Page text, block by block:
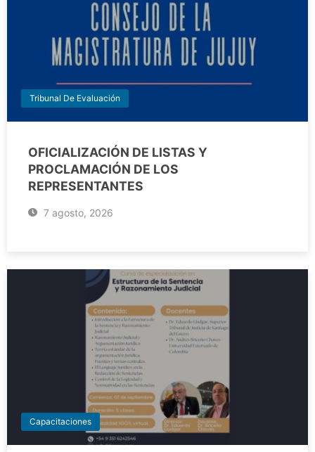
Tribunal De Evaluación
OFICIALIZACIÓN DE LISTAS Y
PROCLAMACIÓN DE LOS
REPRESENTANTES
7 agosto, 2026
Capacitaciones